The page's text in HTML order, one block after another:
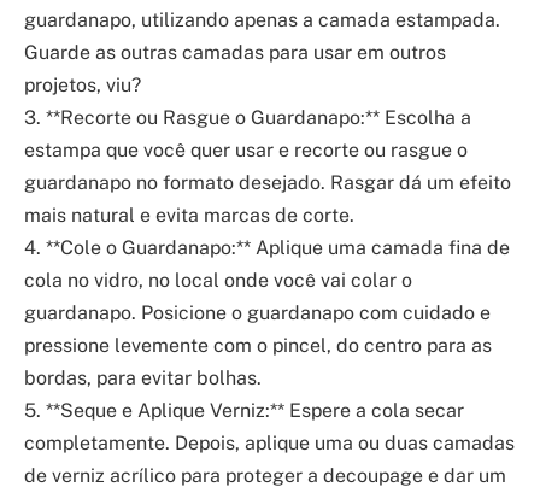
guardanapo, utilizando apenas a camada estampada.
Guarde as outras camadas para usar em outros
projetos, viu?
3. **Recorte ou Rasgue o Guardanapo:** Escolha a
estampa que você quer usar e recorte ou rasgue o
guardanapo no formato desejado. Rasgar dá um efeito
mais natural e evita marcas de corte.
4. **Cole o Guardanapo:** Aplique uma camada fina de
cola no vidro, no local onde você vai colar o
guardanapo. Posicione o guardanapo com cuidado e
pressione levemente com o pincel, do centro para as
bordas, para evitar bolhas.
5. **Seque e Aplique Verniz:** Espere a cola secar
completamente. Depois, aplique uma ou duas camadas
de verniz acrílico para proteger a decoupage e dar um